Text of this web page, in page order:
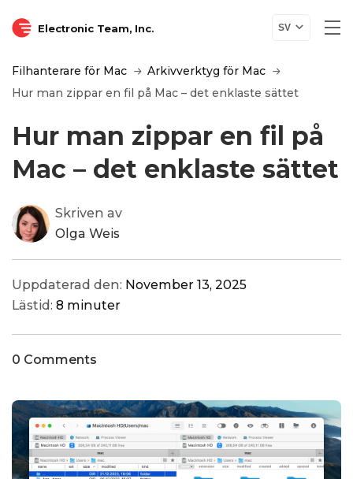
Electronic Team, Inc. SV
Filhanterare för Mac
Arkivverktyg för Mac
Hur man zippar en fil på Mac – det enklaste sättet
Hur man zippar en fil på
Mac – det enklaste sättet
Skriven av
Olga Weis
Uppdaterad den: November 13, 2025
Lästid: 8 minuter
0 Comments